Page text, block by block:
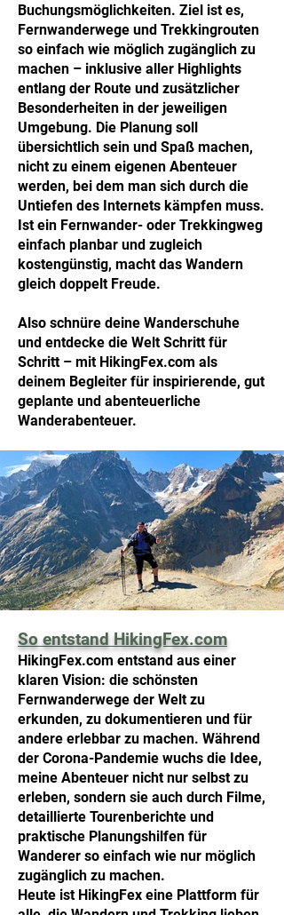
Buchungsmöglichkeiten. Ziel ist es,
Fernwanderwege und Trekkingrouten
so einfach wie möglich zugänglich zu
machen – inklusive aller Highlights
entlang der Route und zusätzlicher
Besonderheiten in der jeweiligen
Umgebung. Die Planung soll
übersichtlich sein und Spaß machen,
nicht zu einem eigenen Abenteuer
werden, bei dem man sich durch die
Untiefen des Internets kämpfen muss.
Ist ein Fernwander- oder Trekkingweg
einfach planbar und zugleich
kostengünstig, macht das Wandern
gleich doppelt Freude.
Also schnüre deine Wanderschuhe
und entdecke die Welt Schritt für
Schritt – mit HikingFex.com als
deinem Begleiter für inspirierende, gut
geplante und abenteuerliche
Wanderabenteuer.
Unterwegs auf
Fernwanderwegen
Mehrtägiges Wandern auf ausgewählten
Fernwanderwegen in unterschiedlichen
Landschaftsformen Europas.
Soentstand HikingFex.com
HikingFex.com entstand aus einer
klaren Vision: die schönsten
Fernwanderwege der Welt zu
erkunden, zu dokumentieren und für
andere erlebbar zu machen. Während
der Corona-Pandemie wuchs die Idee,
meine Abenteuer nicht nur selbst zu
erleben, sondern sie auch durch Filme,
detaillierte Tourenberichte und
praktische Planungshilfen für
Wanderer so einfach wie nur möglich
zugänglich zu machen.
Heute ist HikingFex eine Plattform für